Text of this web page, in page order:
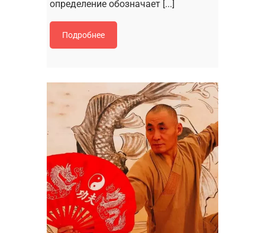
определение обозначает [...]
Подробнее